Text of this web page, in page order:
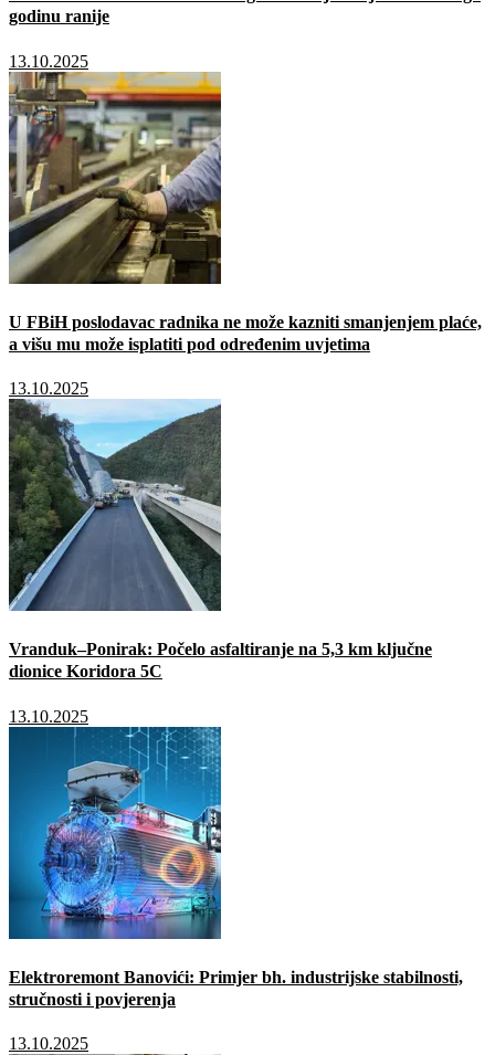
godinu ranije
13.10.2025
U FBiH poslodavac radnika ne može kazniti smanjenjem plaće,
a višu mu može isplatiti pod određenim uvjetima
13.10.2025
Vranduk–Ponirak: Počelo asfaltiranje na 5,3 km ključne
dionice Koridora 5C
13.10.2025
Elektroremont Banovići: Primjer bh. industrijske stabilnosti,
stručnosti i povjerenja
13.10.2025